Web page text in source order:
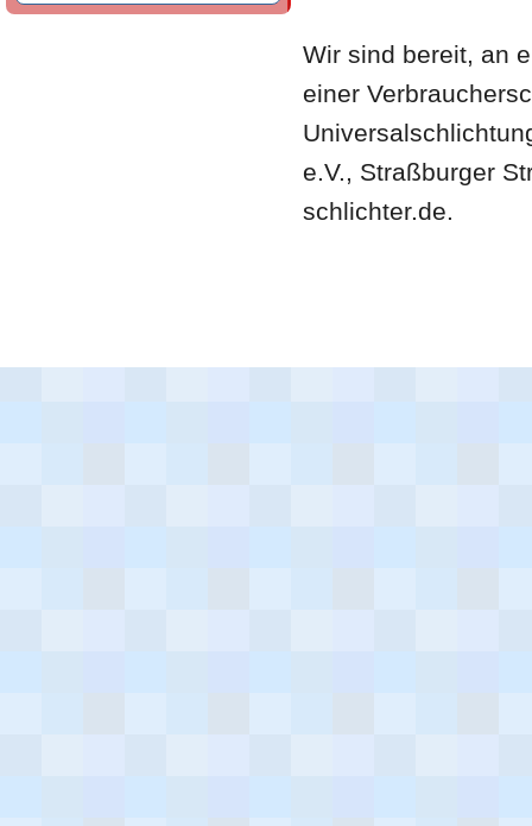
Wir sind bereit, an
einer
e.V., Straßburger
schlichter.de.